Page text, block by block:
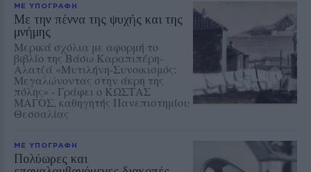
ΜΕ ΥΠΟΓΡΑΦΗ
Με την πέννα της ψυχής και της
μνήμης
Μερικά σχόλια με αφορμή το
βιβλίο της Βάσω Καραπιπέρη-
Αλατζά «Μυτιλήνη-Συνοικισμός:
Μεγαλώνοντας στην άκρη της
πόλης» - Γράφει ο ΚΩΣΤΑΣ
ΜΑΓΟΣ, καθηγητής Πανεπιστημίου
Θεσσαλίας
ΜΕ ΥΠΟΓΡΑΦΗ
Πολύωρες και